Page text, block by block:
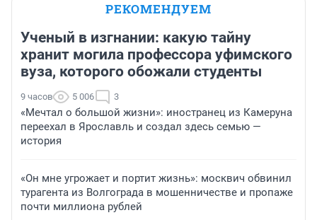
РЕКОМЕНДУЕМ
Ученый в изгнании: какую тайну
хранит могила профессора уфимского
вуза, которого обожали студенты
9 часов 5 006 3
«Мечтал о большой жизни»: иностранец из Камеруна
переехал в Ярославль и создал здесь семью —
история
«Он мне угрожает и портит жизнь»: москвич обвинил
турагента из Волгограда в мошенничестве и пропаже
почти миллиона рублей